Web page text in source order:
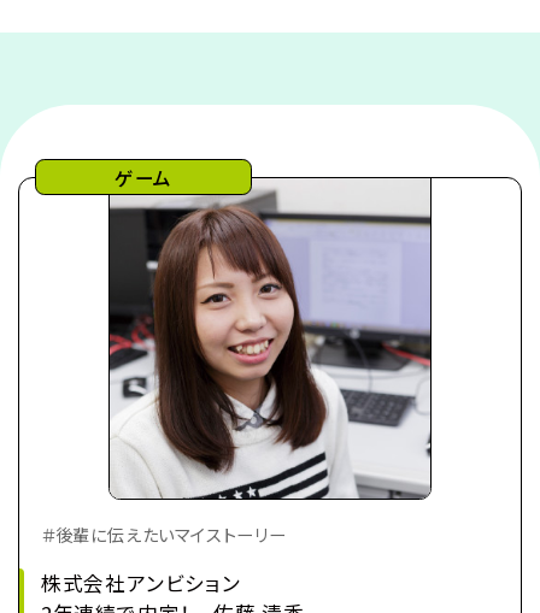
ゲーム
＃後輩に伝えたいマイストーリー
株式会社アンビション